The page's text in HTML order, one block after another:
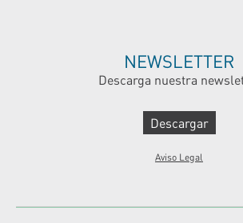
NEWSLETTER
Descarga nuestra
Descargar
Aviso Legal